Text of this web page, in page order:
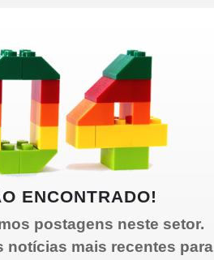
ENCONTRADO!
postagens neste setor.
notícias mais recentes para